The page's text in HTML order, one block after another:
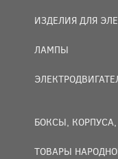
ИЗДЕЛИЯ ДЛЯ
ЛАМПЫ
БОКСЫ,
ТОВАРЫ